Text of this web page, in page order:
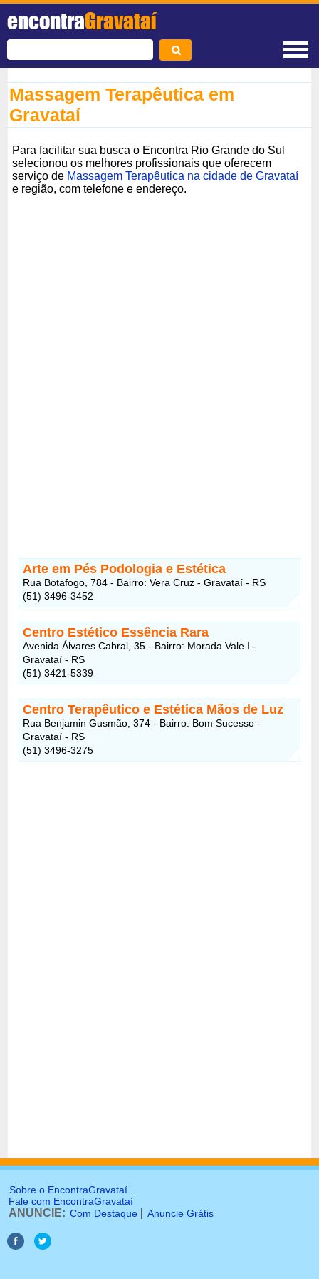
encontraGravataí
Massagem Terapêutica em
Gravataí
Para facilitar sua busca o Encontra Rio Grande do Sul
selecionou os melhores profissionais que oferecem
serviço de Massagem Terapêutica na cidade de Gravataí
e região, com telefone e endereço.
Arte em Pés Podologia e Estética
Rua Botafogo, 784 - Bairro: Vera Cruz - Gravataí - RS
(51) 3496-3452
Centro Estético Essência Rara
Avenida Álvares Cabral, 35 - Bairro: Morada Vale I -
Gravataí - RS
(51) 3421-5339
Centro Terapêutico e Estética Mãos de Luz
Rua Benjamin Gusmão, 374 - Bairro: Bom Sucesso -
Gravataí - RS
(51) 3496-3275
Sobre o EncontraGravataí
Fale com EncontraGravataí
ANUNCIE: Com Destaque Anuncie Grátis